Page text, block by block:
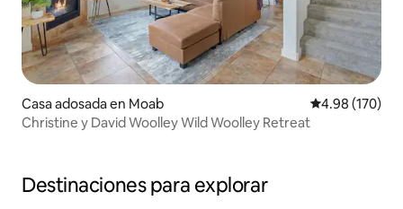
Casa adosada en Moab Calificación
4.98 (170)
Christine y David Woolley Wild Woolley Retreat
Destinaciones para explorar